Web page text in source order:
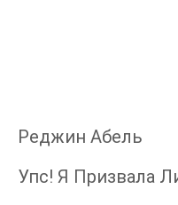
Реджин Абель
Упс! Я Призвала